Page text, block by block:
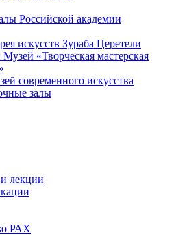
Российской академии
искусств Зураба Церетели
«Творческая мастерская
современного искусства
залы
лекции
РАХ